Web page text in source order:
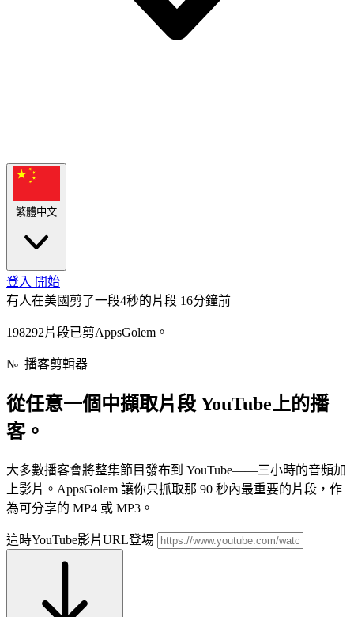
繁體中文
登入 開始
有人在美國剪了一段4秒的片段 16分鐘前
198292片段已剪AppsGolem。
№ 播客剪輯器
從任意一個中擷取片段 YouTube上的播
客。
大多數播客會將整集節目發布到 YouTube——三小時的音頻加
上影片。AppsGolem 讓你只抓取那 90 秒內最重要的片段，作
為可分享的 MP4 或 MP3。
這時YouTube影片URL登場